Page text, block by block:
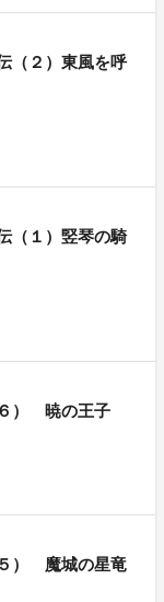
（２）東風を呼
（１）竪琴の騎
） 暁の王子
） 魔城の星竜